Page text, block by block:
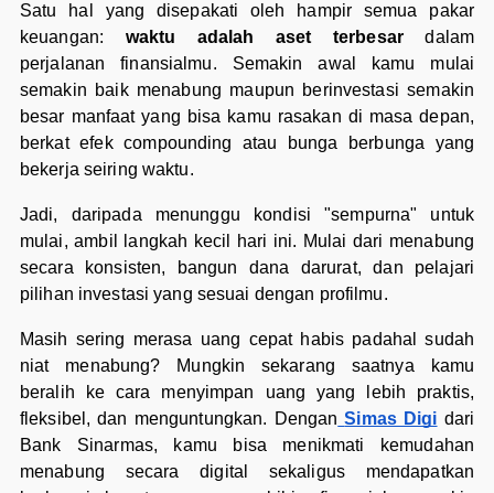
Satu hal yang disepakati oleh hampir semua pakar
keuangan: waktu adalah aset terbesardalam
perjalanan finansialmu. Semakin awal kamu mulai
semakin baik menabung maupun berinvestasi semakin
besar manfaat yang bisa kamu rasakan di masa depan,
berkat efek compounding atau bunga berbunga yang
bekerja seiring waktu.
Jadi, daripada menunggu kondisi "sempurna" untuk
mulai, ambil langkah kecil hari ini. Mulai dari menabung
secara konsisten, bangun dana darurat, dan pelajari
pilihan investasi yang sesuai dengan profilmu.
Masih sering merasa uang cepat habis padahal sudah
niat menabung? Mungkin sekarang saatnya kamu
beralih ke cara menyimpan uang yang lebih praktis,
fleksibel, dan menguntungkan. Dengan Simas Digi dari
Bank Sinarmas, kamu bisa menikmati kemudahan
menabung secara digital sekaligus mendapatkan